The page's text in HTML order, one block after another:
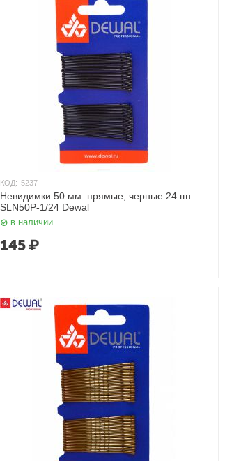
КОД: 5237
Невидимки 50 мм. прямые, черные 24 шт.
SLN50P-1/24 Dewal
в наличии
145 ₽